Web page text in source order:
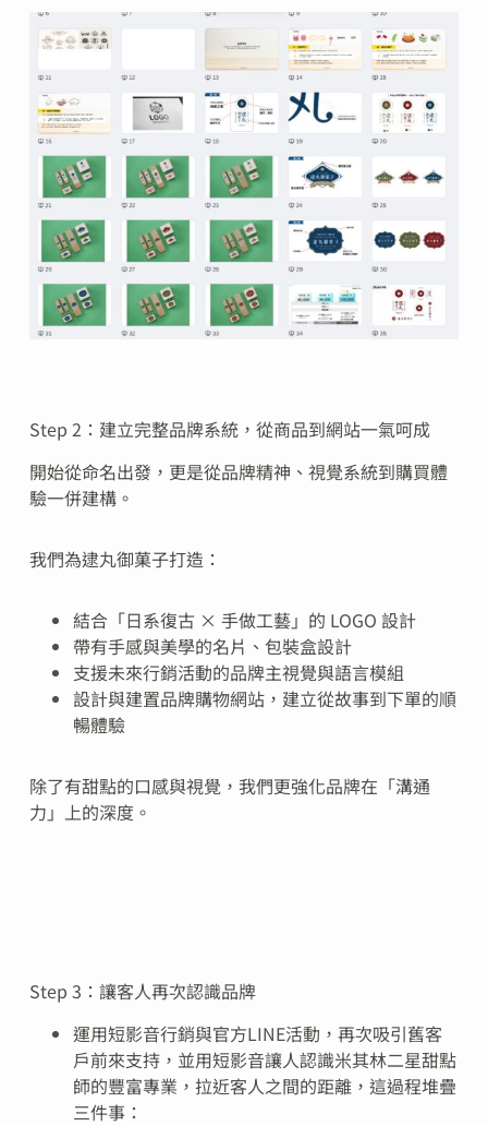
Step 2：建立完整品牌系統，從商品到網站一氣呵成
開始從命名出發，更是從品牌精神、視覺系統到購買體
驗一併建構。
我們為逮丸御菓子打造：
結合「日系復古 × 手做工藝」的 LOGO 設計
帶有手感與美學的名片、包裝盒設計
支援未來行銷活動的品牌主視覺與語言模組
設計與建置品牌購物網站，建立從故事到下單的順
暢體驗
除了有甜點的口感與視覺，我們更強化品牌在「溝通
力」上的深度。
Step 3：讓客人再次認識品牌
運用短影音行銷與官方LINE活動，再次吸引舊客
戶前來支持，並用短影音讓人認識米其林二星甜點
師的豐富專業，拉近客人之間的距離，這過程堆疊
三件事：